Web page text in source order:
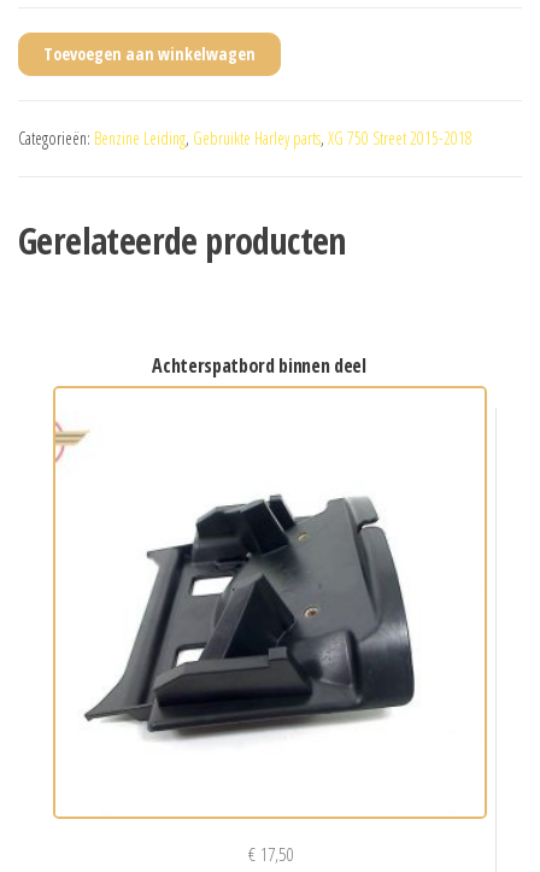
Toevoegen aan winkelwagen
Categorieën: Benzine Leiding, Gebruikte Harley parts, XG 750 Street 2015-2018
Gerelateerde producten
achterspatbord binnen deel
€17,50